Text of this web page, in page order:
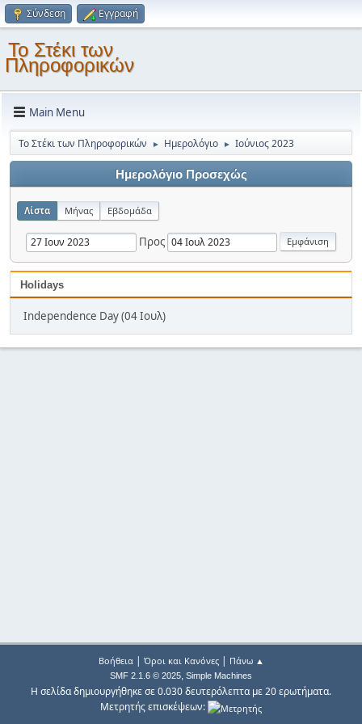
Σύνδεση Εγγραφή
Το Στέκι των
Πληροφορικών
Main Menu
Το Στέκι των Πληροφορικών ► Ημερολόγιο ► Ιούνιος 2023
Ημερολόγιο Προσεχώς
Λίστα Μήνας Εβδομάδα
Προς
Holidays
Independence Day (04 Ιουλ)
Βοήθεια| Όροι και Κανόνες| Πάνω ▲
SMF 2.1.6 © 2025, Simple Machines
Η σελίδα δημιουργήθηκε σε 0.030 δευτερόλεπτα με 20 ερωτήματα.
Μετρητής επισκέψεων: